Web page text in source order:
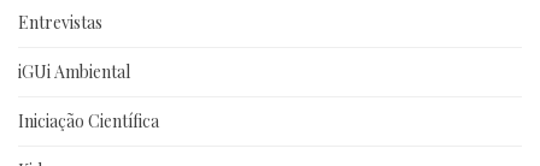
Entrevistas
iGUi Ambiental
Iniciação Científica